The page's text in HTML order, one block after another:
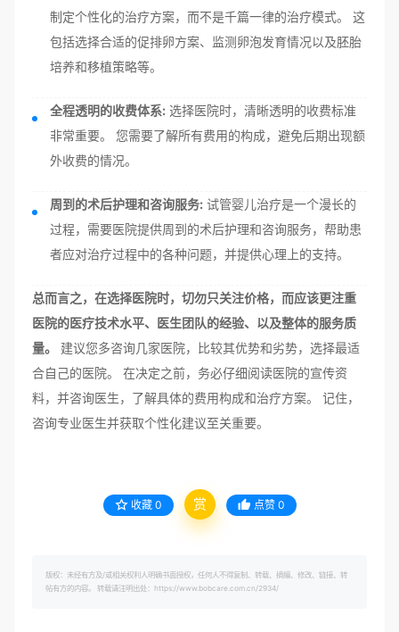
制定个性化的治疗方案，而不是千篇一律的治疗模式。 这
包括选择合适的促排卵方案、监测卵泡发育情况以及胚胎
培养和移植策略等。
全程透明的收费体系: 选择医院时，清晰透明的收费标准
非常重要。 您需要了解所有费用的构成，避免后期出现额
外收费的情况。
周到的术后护理和咨询服务: 试管婴儿治疗是一个漫长的
过程，需要医院提供周到的术后护理和咨询服务，帮助患
者应对治疗过程中的各种问题，并提供心理上的支持。
总而言之，在选择医院时，切勿只关注价格，而应该更注重
医院的医疗技术水平、医生团队的经验、以及整体的服务质
量。
建议您多咨询几家医院，比较其优势和劣势，选择最适
合自己的医院。 在决定之前，务必仔细阅读医院的宣传资
料，并咨询医生，了解具体的费用构成和治疗方案。 记住，
咨询专业医生并获取个性化建议至关重要。
收藏 0 赏 点赞 0
版权：未经有方及/或相关权利人明确书面授权，任何人不得复制、转载、摘编、修改、链接、转
帖有方的内容。 转载请注明出处：https://www.bobcare.com.cn/2934/